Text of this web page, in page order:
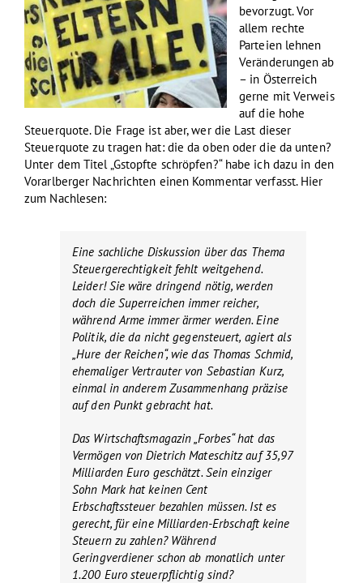
bevorzugt. Vor
allem rechte
Parteien lehnen
Veränderungen ab
– in Österreich
gerne mit Verweis
auf die hohe
Steuerquote. Die Frage ist aber, wer die Last dieser
Steuerquote zu tragen hat: die da oben oder die da unten?
Unter dem Titel „Gstopfte schröpfen?“ habe ich dazu in den
Vorarlberger Nachrichten einen Kommentar verfasst. Hier
zum Nachlesen:
Eine sachliche Diskussion über das Thema
Steuergerechtigkeit fehlt weitgehend.
Leider! Sie wäre dringend nötig, werden
doch die Superreichen immer reicher,
während Arme immer ärmer werden. Eine
Politik, die da nicht gegensteuert, agiert als
„Hure der Reichen“, wie das Thomas Schmid,
ehemaliger Vertrauter von Sebastian Kurz,
einmal in anderem Zusammenhang präzise
auf den Punkt gebracht hat.
Das Wirtschaftsmagazin „Forbes“ hat das
Vermögen von Dietrich Mateschitz auf 35,97
Milliarden Euro geschätzt. Sein einziger
Sohn Mark hat keinen Cent
Erbschaftssteuer bezahlen müssen. Ist es
gerecht, für eine Milliarden-Erbschaft keine
Steuern zu zahlen? Während
Geringverdiener schon ab monatlich unter
1.200 Euro steuerpflichtig sind?